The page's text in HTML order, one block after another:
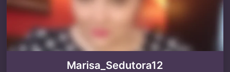
Marisa_Sedutora12